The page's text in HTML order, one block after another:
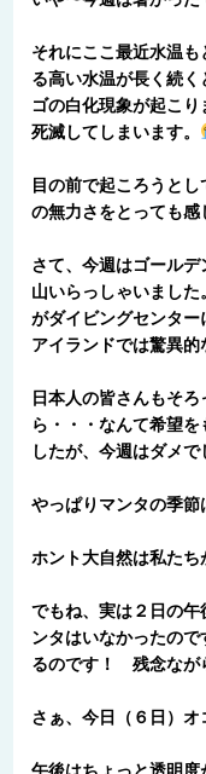
それにここ最近水温
る高い水温が長く続
ゴの白化現象が起こ
死滅してしまいます。
目の前で起ころうと
の無力さをとっても感
さて、今週はゴール
山いらっしゃいまし
がダイビングセンタ
アイランドでは驚異的
日本人の皆さんもそ
ら・・・なんて希望
したが、今週はダメで
やっぱりマンタの季節
ホント大自然は私たち
でもね、実は２日の
ンタはいなかったの
るのです！ 残念なが
さぁ、今日（６日）オ